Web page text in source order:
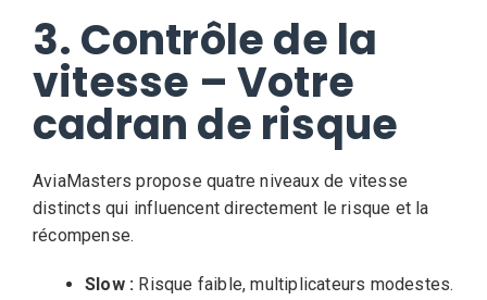
3. Contrôle de la
vitesse – Votre
cadran de risque
AviaMasters propose quatre niveaux de vitesse
distincts qui influencent directement le risque et la
récompense.
Slow : Risque faible, multiplicateurs modestes.